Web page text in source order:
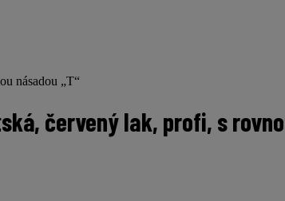
násadou „T“
červený lak, profi, s